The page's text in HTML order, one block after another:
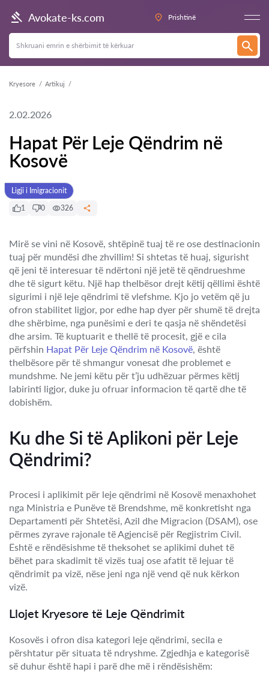
Avokate-ks.com Prishtinë
Kryesore Artikuj
2.02.2026
Hapat Për Leje Qëndrim në
Kosovë
Ligji i Imigracionit
1
0 326
Mirë se vini në Kosovë, shtëpinë tuaj të re ose destinacionin
tuaj për mundësi dhe zhvillim! Si shtetas të huaj, sigurisht
që jeni të interesuar të ndërtoni një jetë të qëndrueshme
dhe të sigurt këtu. Një hap thelbësor drejt këtij qëllimi është
sigurimi i një leje qëndrimi të vlefshme. Kjo jo vetëm që ju
ofron stabilitet ligjor, por edhe hap dyer për shumë të drejta
dhe shërbime, nga punësimi e deri te qasja në shëndetësi
dhe arsim. Të kuptuarit e thellë të procesit, gjë e cila
përfshin Hapat Për Leje Qëndrim në Kosovë, është
thelbësore për të shmangur vonesat dhe problemet e
mundshme. Ne jemi këtu për t’ju udhëzuar përmes këtij
labirinti ligjor, duke ju ofruar informacion të qartë dhe të
dobishëm.
Ku dhe Si të Aplikoni për Leje
Qëndrimi?
Procesi i aplikimit për leje qëndrimi në Kosovë menaxhohet
nga Ministria e Punëve të Brendshme, më konkretisht nga
Departamenti për Shtetësi, Azil dhe Migracion (DSAM), ose
përmes zyrave rajonale të Agjencisë për Regjistrim Civil.
Është e rëndësishme të theksohet se aplikimi duhet të
bëhet para skadimit të vizës tuaj ose afatit të lejuar të
qëndrimit pa vizë, nëse jeni nga një vend që nuk kërkon
vizë.
Llojet Kryesore të Leje Qëndrimit
Kosovës i ofron disa kategori leje qëndrimi, secila e
përshtatur për situata të ndryshme. Zgjedhja e kategorisë
së duhur është hapi i parë dhe më i rëndësishëm: